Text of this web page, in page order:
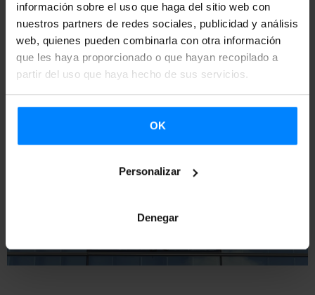
información sobre el uso que haga del sitio web con
nuestros partners de redes sociales, publicidad y análisis
web, quienes pueden combinarla con otra información
que les haya proporcionado o que hayan recopilado a
partir del uso que haya hecho de sus servicios.
OK
Personalizar
Denegar
cultural FLANDERS – BASQUE COUNTRY a lo largo de
2024, dando continuidad a las acciones de intercambio
cultural desarrolladas a lo largo de 2023.